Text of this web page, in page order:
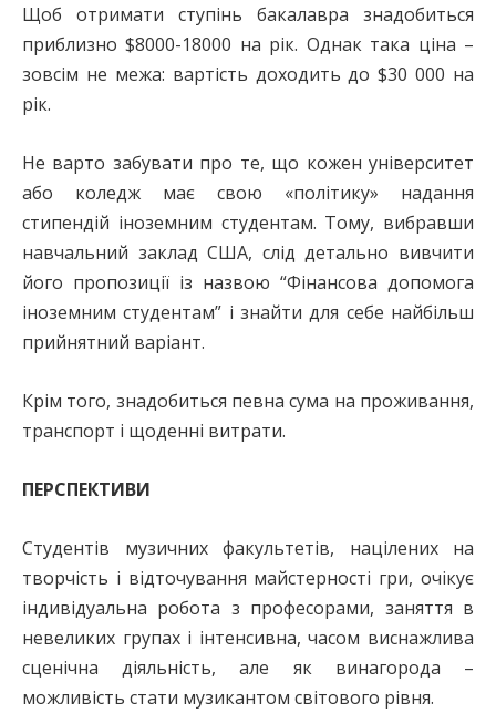
Щоб отримати ступінь бакалавра знадобиться
приблизно $8000-18000 на рік. Однак така ціна –
зовсім не межа: вартість доходить до $30 000 на
рік.
Не варто забувати про те, що кожен університет
або коледж має свою «політику» надання
стипендій іноземним студентам. Тому, вибравши
навчальний заклад США, слід детально вивчити
його пропозиції із назвою “Фінансова допомога
іноземним студентам” і знайти для себе найбільш
прийнятний варіант.
Крім того, знадобиться певна сума на проживання,
транспорт і щоденні витрати.
ПЕРСПЕКТИВИ
Студентів музичних факультетів, націлених на
творчість і відточування майстерності гри, очікує
індивідуальна робота з професорами, заняття в
невеликих групах і інтенсивна, часом виснажлива
сценічна діяльність, але як винагорода –
можливість стати музикантом світового рівня.